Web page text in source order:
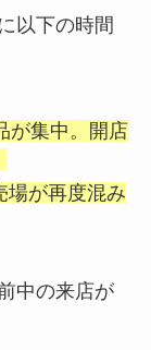
以下の時間
が集中。開店
場が再度混み
中の来店が